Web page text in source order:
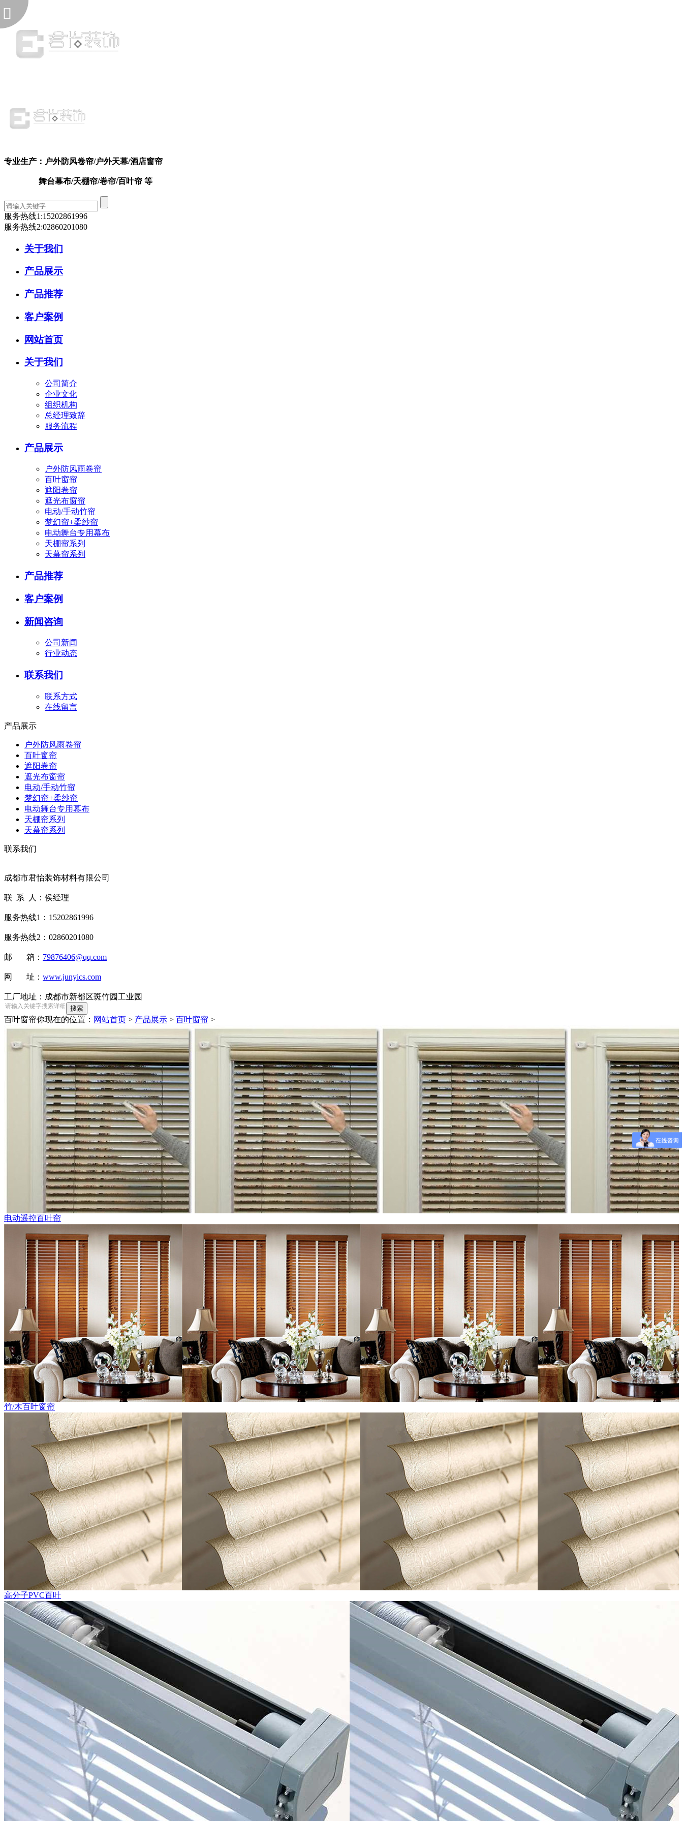
专业生产：户外防风卷帘/户外天幕/酒店窗帘
舞台幕布/天棚帘/卷帘/百叶帘 等
服务热线1:15202861996
服务热线2:02860201080
关于我们
产品展示
产品推荐
客户案例
网站首页
关于我们
公司简介
企业文化
组织机构
总经理致辞
服务流程
产品展示
户外防风雨卷帘
百叶窗帘
遮阳卷帘
遮光布窗帘
电动/手动竹帘
梦幻帘+柔纱帘
电动舞台专用幕布
天棚帘系列
天幕帘系列
产品推荐
客户案例
新闻咨询
公司新闻
行业动态
联系我们
联系方式
在线留言
产品展示
户外防风雨卷帘
百叶窗帘
遮阳卷帘
遮光布窗帘
电动/手动竹帘
梦幻帘+柔纱帘
电动舞台专用幕布
天棚帘系列
天幕帘系列
联系我们
成都市君怡装饰材料有限公司
联 系 人：侯经理
服务热线1：15202861996
服务热线2：02860201080
邮 箱： 79876406@qq.com
网 址： www.junyics.com
工厂地址：成都市新都区斑竹园工业园
百叶窗帘你现在的位置： 网站首页 > 产品展示 > 百叶窗帘 >
电动遥控百叶帘
竹/木百叶窗帘
高分子PVC百叶